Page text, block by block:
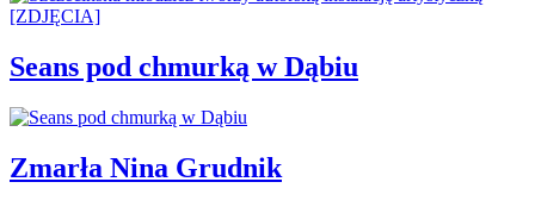
Seans pod chmurką w Dąbiu
Zmarła Nina Grudnik